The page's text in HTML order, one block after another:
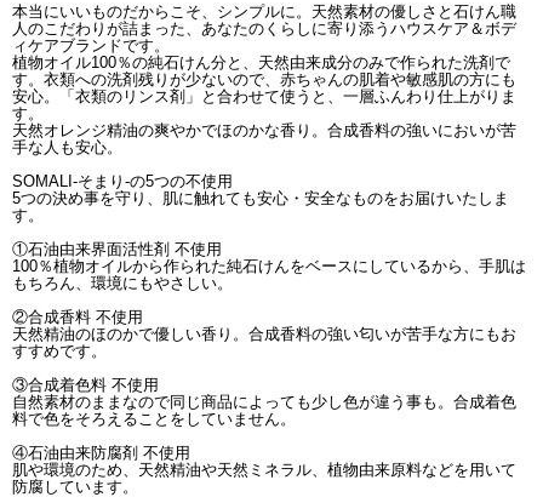
本当にいいものだからこそ、シンプルに。天然素材の優しさと石けん職
人のこだわりが詰まった、あなたのくらしに寄り添うハウスケア＆ボデ
ィケアブランドです。
植物オイル100％の純石けん分と、天然由来成分のみで作られた洗剤で
す。衣類への洗剤残りが少ないので、赤ちゃんの肌着や敏感肌の方にも
安心。「衣類のリンス剤」と合わせて使うと、一層ふんわり仕上がりま
す。
天然オレンジ精油の爽やかでほのかな香り。合成香料の強いにおいが苦
手な人も安心。
SOMALI-そまり-の5つの不使用
5つの決め事を守り、肌に触れても安心・安全なものをお届けいたしま
す。
①石油由来界面活性剤 不使用
100％植物オイルから作られた純石けんをベースにしているから、手肌は
もちろん、環境にもやさしい。
②合成香料 不使用
天然精油のほのかで優しい香り。合成香料の強い匂いが苦手な方にもお
すすめです。
③合成着色料 不使用
自然素材のままなので同じ商品によっても少し色が違う事も。合成着色
料で色をそろえることをしていません。
④石油由来防腐剤 不使用
肌や環境のため、天然精油や天然ミネラル、植物由来原料などを用いて
防腐しています。